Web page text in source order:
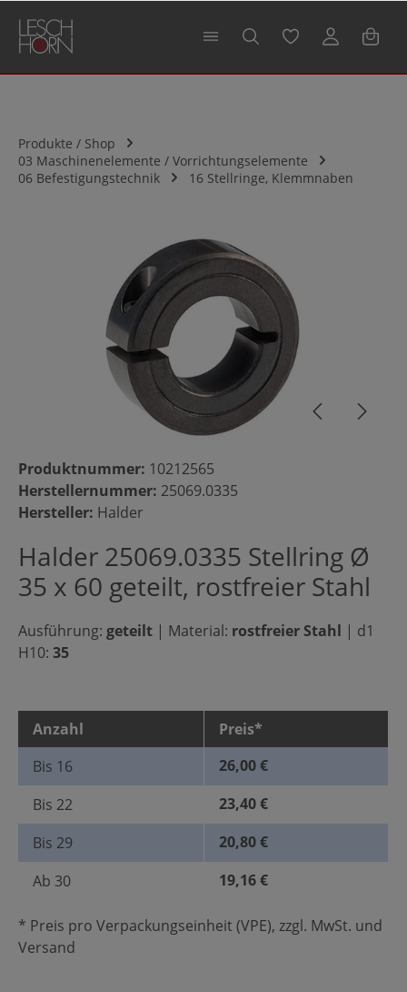
springen
Produkte / Shop
03 Maschinenelemente / Vorrichtungselemente
06 Befestigungstechnik
16 Stellringe, Klemmnaben
Bildergalerie überspringen
Produktnummer: 10212565
Herstellernummer: 25069.0335
Hersteller: Halder
Halder 25069.0335 Stellring Ø
35 x 60 geteilt, rostfreier Stahl
Ausführung: geteilt | Material: rostfreier Stahl | d1
H10: 35
Anzahl
Preis*
Bis 16
26,00 €
Bis 22
23,40 €
Bis 29
20,80 €
Ab 30 19,16 €
* Preis pro Verpackungseinheit (VPE), zzgl. MwSt. und
Versand